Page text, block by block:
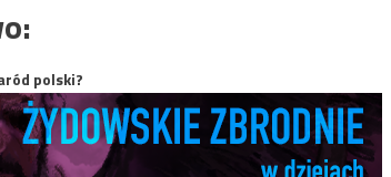
polski?